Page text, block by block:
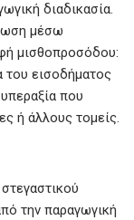
διαδικασία.
μέσω
μισθοπροσόδου:
του εισοδήματος
που
ή άλλους τομείς.
την παραγωγική